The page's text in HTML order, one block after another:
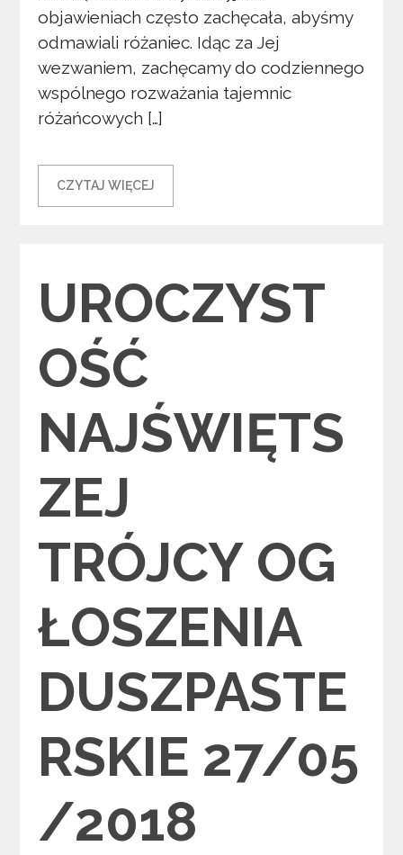
objawieniach często zachęcała, abyśmy
odmawiali różaniec. Idąc za Jej
wezwaniem, zachęcamy do codziennego
wspólnego rozważania tajemnic
różańcowych […]
CZYTAJ WIĘCEJ
UROCZYST
OŚĆ
NAJŚWIĘTS
ZEJ
TRÓJCY OG
ŁOSZENIA
DUSZPASTE
RSKIE 27/05
/2018